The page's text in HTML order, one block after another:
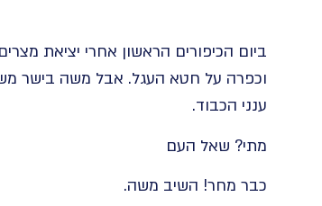
ביום הכיפורים הראשון אחרי יציאת
וכפרה על חטא העגל. אבל משה בישר
ענני הכבוד.
מתי? שאל העם
כבר מחר! השיב משה.